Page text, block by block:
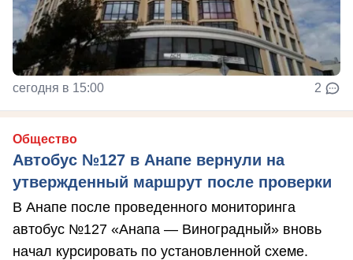
сегодня в 15:00 2
Общество
Автобус №127 в Анапе вернули на
утвержденный маршрут после проверки
В Анапе после проведенного мониторинга
автобус №127 «Анапа — Виноградный» вновь
начал курсировать по установленной схеме.